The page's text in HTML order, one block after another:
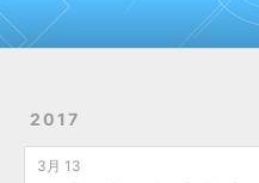
2017
3月 13